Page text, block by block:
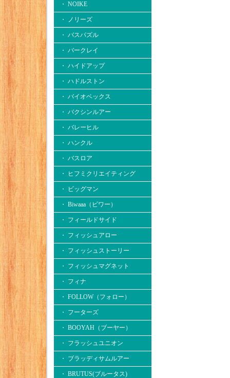
・ NOIKE
・ ノリーズ
・ バスパズル
・ バークレイ
・ ハイドアップ
・ ハドルストン
・ バイオベックス
・ バクシンルアー
・ バレーヒル
・ ハンクル
・ バスロア
・ ヒフミクリエイティング
・ ビッグマン
・ Biwaaa（ビワー）
・ フィールドサイド
・ フィッシュアロー
・ フィッシュストーリー
・ フィッシュマグネット
・ フィナ
・ FOLLOW（フォロー）
・ フーターズ
・ BOOYAH（ブーヤー）
・ フラッシュユニオン
・ ブラッディサムルアー
・ BRUTUS(ブルータス)